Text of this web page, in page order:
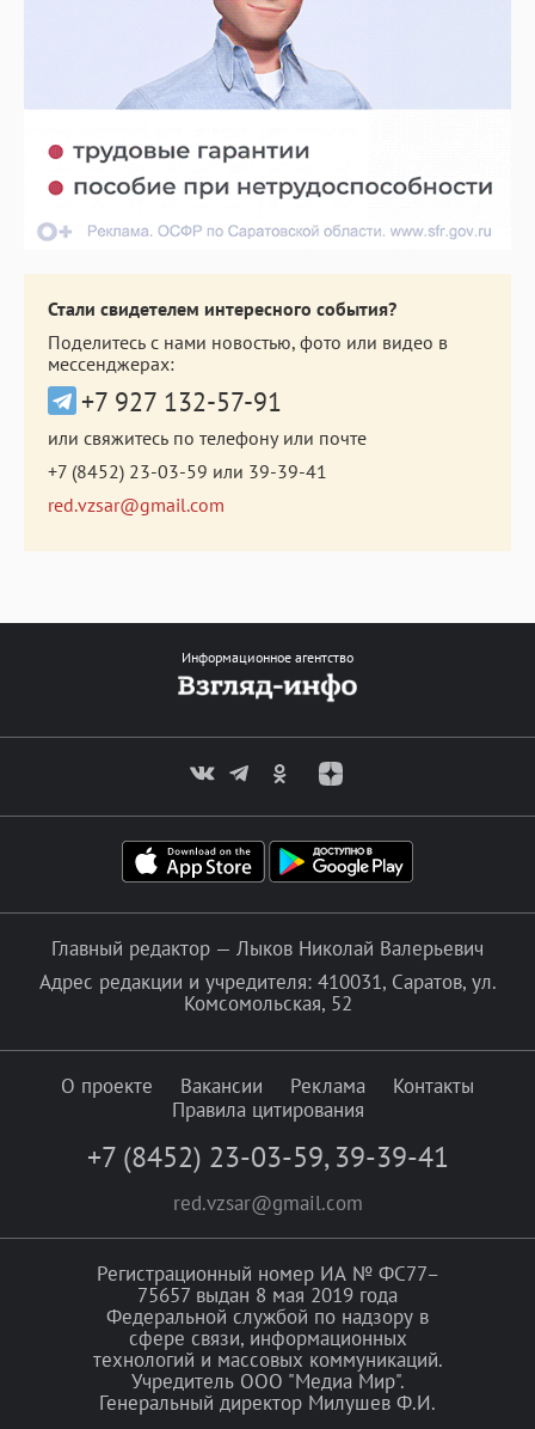
Стали свидетелем интересного события?
Поделитесь с нами новостью, фото или видео в
мессенджерах:
+7 927 132-57-91
или свяжитесь по телефону или почте
+7 (8452) 23-03-59 или 39-39-41
red.vzsar@gmail.com
Информационное агентство
Главный редактор — Лыков Николай Валерьевич
Адрес редакции и учредителя: 410031, Саратов, ул.
Комсомольская, 52
О проекте Вакансии Реклама
Контакты
Правила цитирования
+7 (8452) 23-03-59, 39-39-41
red.vzsar@gmail.com
Регистрационный номер ИА № ФС77–
75657 выдан 8 мая 2019 года
Федеральной службой по надзору в
сфере связи, информационных
технологий и массовых коммуникаций.
Учредитель ООО "Медиа Мир".
Генеральный директор Милушев Ф.И.